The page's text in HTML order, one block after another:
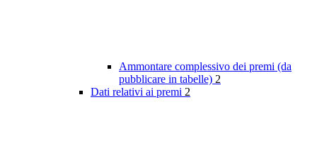
Ammontare complessivo dei premi (da
pubblicare in tabelle) 2
Dati relativi ai premi 2